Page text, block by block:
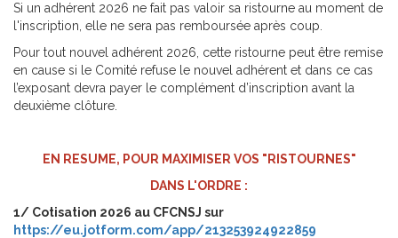
Si un adhérent 2026 ne fait pas valoir sa ristourne au moment de
l'inscription, elle ne sera pas remboursée après coup.
Pour tout nouvel adhérent 2026, cette ristourne peut être remise
en cause si le Comité refuse le nouvel adhérent et dans ce cas
l’exposant devra payer le complément d’inscription avant la
deuxième clôture.
EN RESUME, POUR MAXIMISER VOS "RISTOURNES"
DANS L'ORDRE :
1/ Cotisation 2026 au CFCNSJ sur
https://eu.jotform.com/app/213253924922859